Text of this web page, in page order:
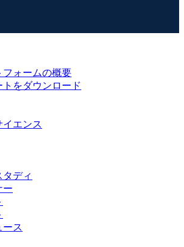
フォームの概要
トをダウンロード
イエンス
ディ
ー
ース